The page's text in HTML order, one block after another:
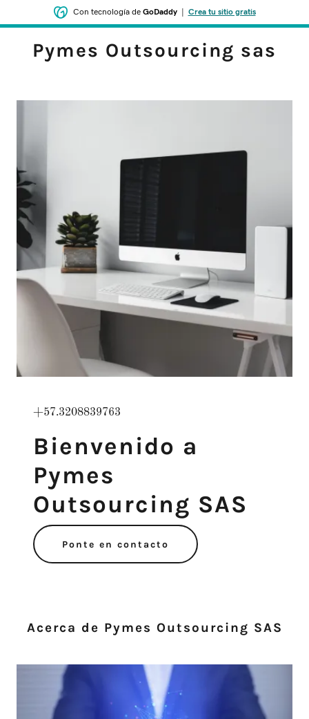
Con tecnología de GoDaddy| Crea tu sitio gratis
Pymes Outsourcing sas
+57.3208839763
Bienvenido a
Pymes
Outsourcing SAS
Ponte en contacto
Acerca de Pymes Outsourcing SAS